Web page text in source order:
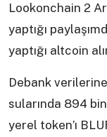
Lookonchain 2
yaptığı
yaptığı altcoin
Debank
sularında 894
yerel token’ı